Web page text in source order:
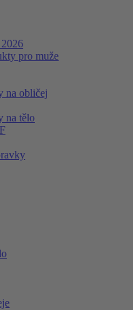
pro muže
na obličej
na tělo